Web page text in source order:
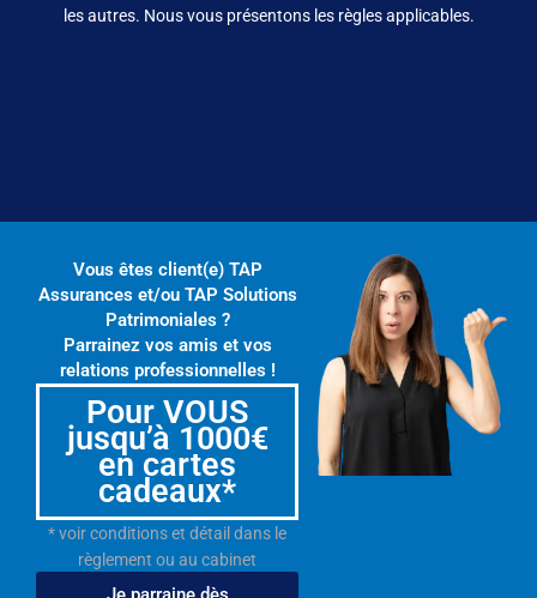
les autres. Nous vous présentons les règles applicables.
Vous êtes client(e) TAP
Assurances et/ou TAP Solutions
Patrimoniales ?
Parrainez vos amis et vos
relations professionnelles !
Pour VOUS
jusqu’à 1000€
en cartes
cadeaux*
* voir conditions et détail dans le
règlement ou au cabinet